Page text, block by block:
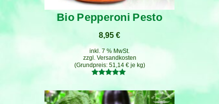
Bio Pepperoni Pesto
5.00
von 5
8,95 €
51,14 €je kg
inkl. 7 % MwSt.
zzgl. Versandkosten